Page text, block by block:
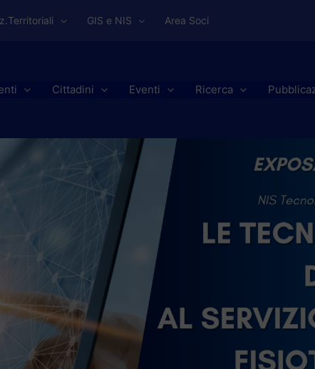
GIS e NIS Area Soci
Cittadini Eventi Ricerca